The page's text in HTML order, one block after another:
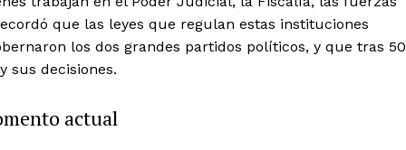
que las leyes que regulan estas instituciones
los dos grandes partidos políticos, y que tras 50
sus decisiones.
actual